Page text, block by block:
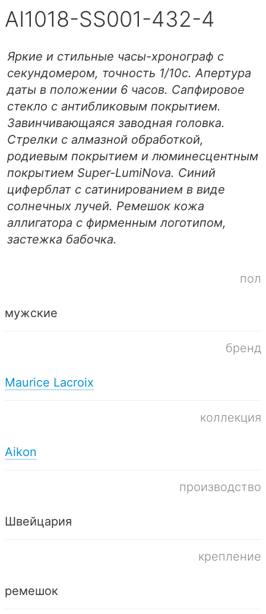
AI1018-SS001-432-4
Яркие и стильные часы-хронограф с
секундомером, точность 1/10с. Апертура
даты в положении 6 часов. Сапфировое
стекло с антибликовым покрытием.
Завинчивающаяся заводная головка.
Стрелки с алмазной обработкой,
родиевым покрытием и люминесцентным
покрытием Super-LumiNova. Синий
циферблат с сатинированием в виде
солнечных лучей. Ремешок кожа
аллигатора с фирменным логотипом,
застежка бабочка.
пол
мужские
бренд
Maurice Lacroix
коллекция
Aikon
производство
Швейцария
крепление
ремешок